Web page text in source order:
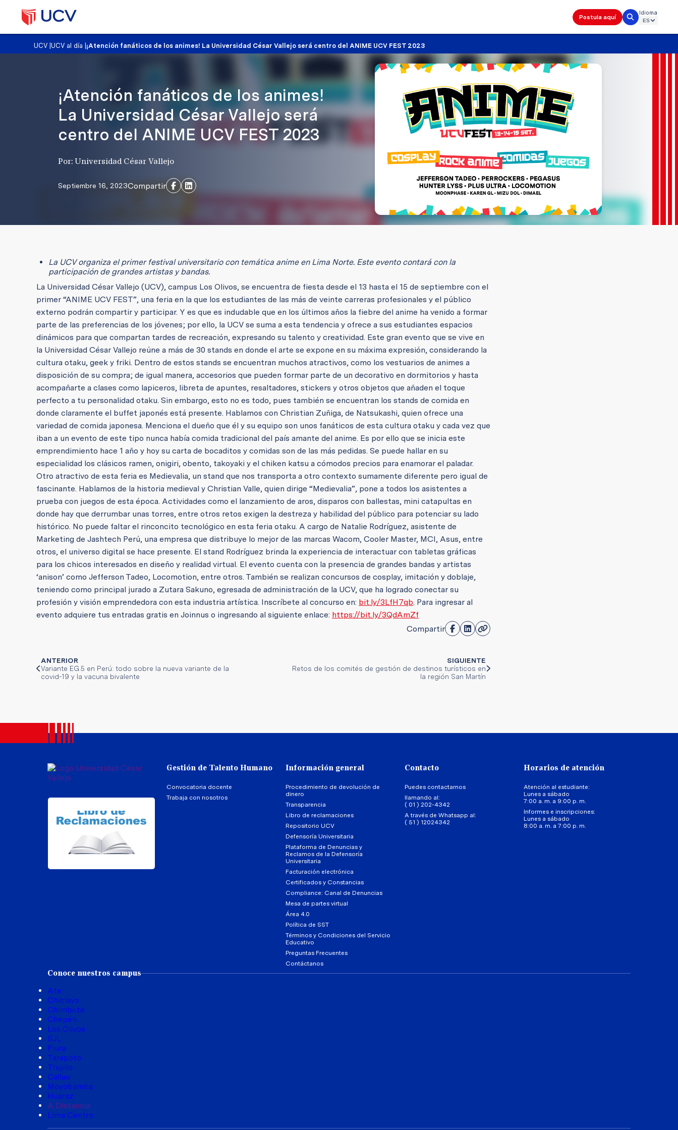
Postula aquí
Idioma
UCV |UCV al día ¡Atención fanáticos de los animes! La Universidad César Vallejo será centro del ANIME UCV FEST 2023
¡Atención fanáticos de los animes!
La Universidad César Vallejo será
centro del ANIME UCV FEST 2023
Por: Universidad César Vallejo
Septiembre 16, 2023Compartir
La UCV organiza el primer festival universitario con temática anime en Lima Norte. Este evento contará con la
participación de grandes artistas y bandas.
La Universidad César Vallejo (UCV), campus Los Olivos, se encuentra de fiesta desde el 13 hasta el 15 de septiembre con el
primer “ANIME UCV FEST”, una feria en la que los estudiantes de las más de veinte carreras profesionales y el público
externo podrán compartir y participar. Y es que es indudable que en los últimos años la fiebre del anime ha venido a formar
parte de las preferencias de los jóvenes; por ello, la UCV se suma a esta tendencia y ofrece a sus estudiantes espacios
dinámicos para que compartan tardes de recreación, expresando su talento y creatividad. Este gran evento que se vive en
la Universidad César Vallejo reúne a más de 30 stands en donde el arte se expone en su máxima expresión, considerando la
cultura otaku, geek y friki. Dentro de estos stands se encuentran muchos atractivos, como los vestuarios de animes a
disposición de su compra; de igual manera, accesorios que pueden formar parte de un decorativo en dormitorios y hasta
acompañarte a clases como lapiceros, libreta de apuntes, resaltadores, stickers y otros objetos que añaden el toque
perfecto a tu personalidad otaku. Sin embargo, esto no es todo, pues también se encuentran los stands de comida en
donde claramente el buffet japonés está presente. Hablamos con Christian Zuñiga, de Natsukashi, quien ofrece una
variedad de comida japonesa. Menciona el dueño que él y su equipo son unos fanáticos de esta cultura otaku y cada vez que
iban a un evento de este tipo nunca había comida tradicional del país amante del anime. Es por ello que se inicia este
emprendimiento hace 1 año y hoy su carta de bocaditos y comidas son de las más pedidas. Se puede hallar en su
especialidad los clásicos ramen, onigiri, obento, takoyaki y el chiken katsu a cómodos precios para enamorar el paladar.
Otro atractivo de esta feria es Medievalia, un stand que nos transporta a otro contexto sumamente diferente pero igual de
fascinante. Hablamos de la historia medieval y Christian Valle, quien dirige “Medievalia”, pone a todos los asistentes a
prueba con juegos de esta época. Actividades como el lanzamiento de aros, disparos con ballestas, mini catapultas en
donde hay que derrumbar unas torres, entre otros retos exigen la destreza y habilidad del público para potenciar su lado
histórico. No puede faltar el rinconcito tecnológico en esta feria otaku. A cargo de Natalie Rodríguez, asistente de
Marketing de Jashtech Perú, una empresa que distribuye lo mejor de las marcas Wacom, Cooler Master, MCI, Asus, entre
otros, el universo digital se hace presente. El stand Rodríguez brinda la experiencia de interactuar con tabletas gráficas
para los chicos interesados en diseño y realidad virtual. El evento cuenta con la presencia de grandes bandas y artistas
‘anison’ como Jefferson Tadeo, Locomotion, entre otros. También se realizan concursos de cosplay, imitación y doblaje,
teniendo como principal jurado a Zutara Sakuno, egresada de administración de la UCV, que ha logrado conectar su
profesión y visión emprendedora con esta industria artística. Inscríbete al concurso en: bit.ly/3LfH7qb. Para ingresar al
evento adquiere tus entradas gratis en Joinnus o ingresando al siguiente enlace: https://bit.ly/3QdAmZf
Compartir
ANTERIOR
Variante EG.5 en Perú: todo sobre la nueva variante de la
covid-19 y la vacuna bivalente
SIGUIENTE
Retos de los comités de gestión de destinos turísticos en
la región San Martín
Gestión de Talento Humano
Convocatoria docente
Trabaja con nosotros
Información general
Procedimiento de devolución de
dinero
Transparencia
Libro de reclamaciones
Repositorio UCV
Defensoría Universitaria
Plataforma de Denuncias y
Reclamos de la Defensoría
Universitaria
Facturación electrónica
Certificados y Constancias
Compliance: Canal de Denuncias
Mesa de partes virtual
Área 4.0
Política de SST
Términos y Condiciones del Servicio
Educativo
Preguntas Frecuentes
Contáctanos
Contacto
Puedes contactarnos
llamando al:
( 01 ) 202-4342
A través de Whatsapp al:
( 51 ) 12024342
Horarios de atención
Atención al estudiante:
Lunes a sábado
7:00 a. m. a 9:00 p. m.
Informes e inscripciones:
Lunes a sábado
8:00 a. m. a 7:00 p. m.
Conoce nuestros campus
Ate
Chiclayo
Chimbote
Chepén
Los Olivos
SJL
Piura
Tarapoto
Trujillo
Callao
Moyobamba
Huaraz
A Distancia
Lima Centro